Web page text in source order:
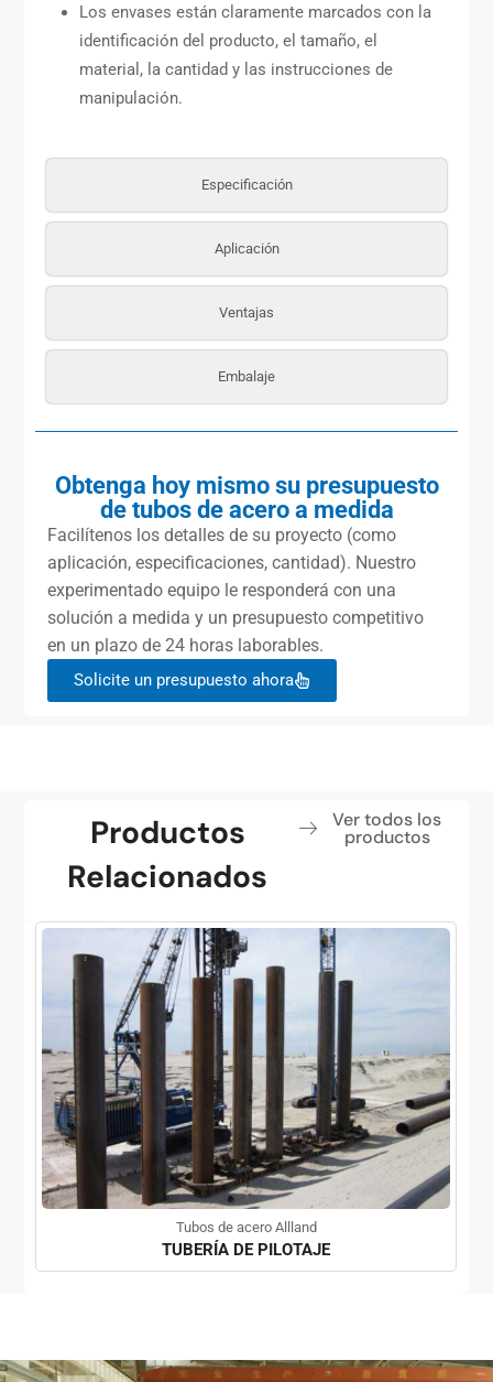
Especificación
Aplicación
Ventajas
Embalaje
Los envases están claramente marcados con la
identificación del producto, el tamaño, el
material, la cantidad y las instrucciones de
manipulación.
Obtenga hoy mismo su presupuesto
de tubos de acero a medida
Facilítenos los detalles de su proyecto (como
aplicación, especificaciones, cantidad). Nuestro
experimentado equipo le responderá con una
solución a medida y un presupuesto competitivo
en un plazo de 24 horas laborables.
Solicite un presupuesto ahora
Productos
Relacionados
Ver todos los
productos
Tubos de acero Allland
TUBERÍA DE PILOTAJE